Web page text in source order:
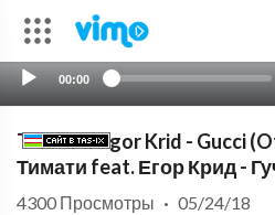
00:00
Timati ft Egor Krid - Gucci
Тимати feat. Егор Крид -
4300 Просмотры · 05/24/18